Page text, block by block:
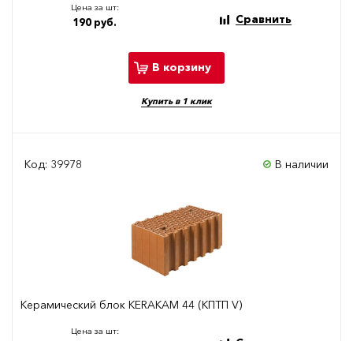
Цена за шт:
190 руб. Сравнить
В корзину
Купить в 1 клик
Код: 39978 В наличии
Керамический блок KERAKAM 44 (КПТП V)
Цена за шт: